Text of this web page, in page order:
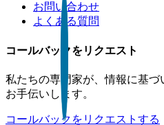
お問い合わせ
よくある質問
コールバックをリクエスト
私たちの専門家が、情報に基
お手伝いします。
コールバックをリクエストする